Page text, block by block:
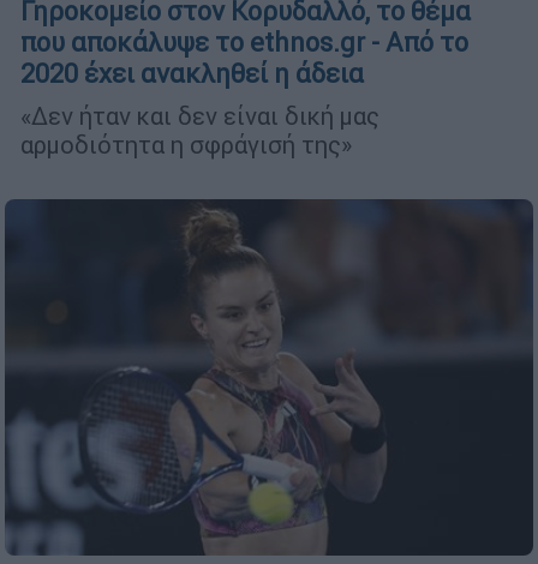
Γηροκομείο στον Κορυδαλλό, το θέμα
που αποκάλυψε το ethnos.gr - Από το
2020 έχει ανακληθεί η άδεια
«Δεν ήταν και δεν είναι δική μας
αρμοδιότητα η σφράγισή της»